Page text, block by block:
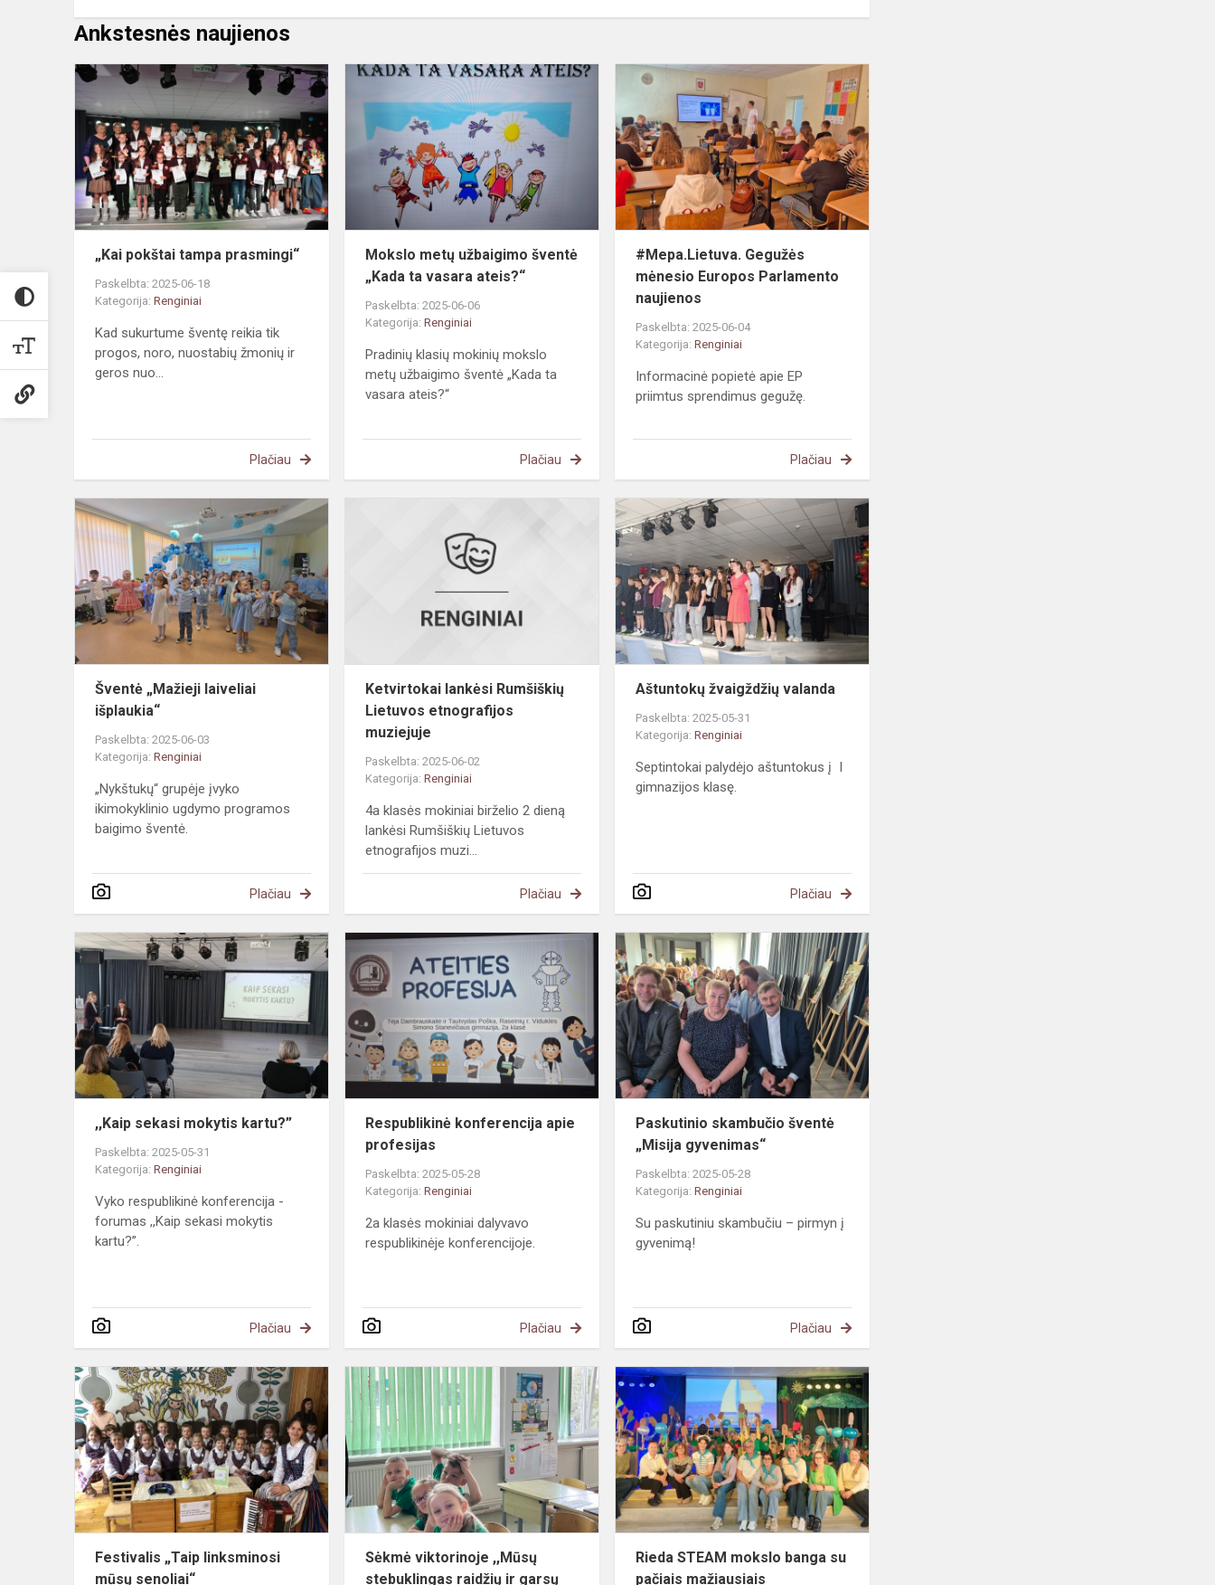
Ankstesnės naujienos
„Kai
pokštai
tampa
prasmingi“
„Kai pokštai tampa prasmingi“
Paskelbta: 2025-06-18
Kategorija: Renginiai
Kad sukurtume šventę reikia tik
progos, noro, nuostabių žmonių ir
geros nuo...
Plačiau
Mokslo
užbaigimo
šventė
„Kada
vasara
ateis?“
Mokslo metų užbaigimo šventė
„Kada ta vasara ateis?“
Paskelbta: 2025-06-06
Kategorija:Renginiai
Pradinių klasių mokinių mokslo
metų užbaigimo šventė „Kada ta
vasara ateis?“
Plačiau
Gegužės
Europos
Parlamento
naujienos
#Mepa.Lietuva. Gegužės
mėnesio Europos Parlamento
naujienos
Paskelbta: 2025-06-04
Kategorija:Renginiai
Informacinė popietė apie EP
priimtus sprendimus gegužę.
Plačiau
Šventė
išplaukia“
Šventė „Mažieji laiveliai
išplaukia“
Paskelbta: 2025-06-03
Kategorija: Renginiai
„Nykštukų“ grupėje įvyko
ikimokyklinio ugdymo programos
baigimo šventė.
Plačiau
Ketvirtokai
lankėsi
Rumšiškių
Lietuvos
etnografijos
muzieju...
Ketvirtokai lankėsi Rumšiškių
Lietuvos etnografijos
muziejuje
Paskelbta: 2025-06-02
Kategorija:Renginiai
4a klasės mokiniai birželio 2 dieną
lankėsi Rumšiškių Lietuvos
etnografijos muzi...
Plačiau
Aštuntokų
žvaigždžių
valanda
Aštuntokų žvaigždžių valanda
Paskelbta: 2025-05-31
Kategorija:Renginiai
Septintokai palydėjo aštuntokus į I
gimnazijos klasę.
Plačiau
,,Kaip
sekasi
mokytis
kartu?”
,,Kaip sekasi mokytis kartu?”
Paskelbta: 2025-05-31
Kategorija: Renginiai
Vyko respublikinė konferencija -
forumas ,,Kaip sekasi mokytis
kartu?”.
Plačiau
Respublikinė
konferencija
apie
profesijas
Respublikinė konferencija apie
profesijas
Paskelbta: 2025-05-28
Kategorija:Renginiai
2a klasės mokiniai dalyvavo
respublikinėje konferencijoje.
Plačiau
Paskutinio
skambučio
šventė
„Misija
gyvenimas“
Paskutinio skambučio šventė
„Misija gyvenimas“
Paskelbta: 2025-05-28
Kategorija:Renginiai
Su paskutiniu skambučiu – pirmyn į
gyvenimą!
Plačiau
Festivalis
„Taip
linksminosi
mūsų
senoliai“
Festivalis „Taip linksminosi
mūsų senoliai“
Sėkmė
viktorinoje
,,Mūsų
stebuklingas
raidžių
ir
garsų
pasa...
Sėkmė viktorinoje ,,Mūsų
stebuklingas raidžių ir garsų
Rieda
banga
su
pačiais
mažiausiais
Rieda STEAM mokslo banga su
pačiais mažiausiais